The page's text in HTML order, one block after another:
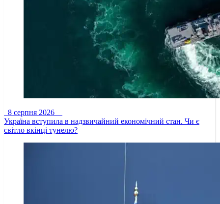
8 серпня 2026
Україна вступила в надзвичайний економічний стан. Чи є
світло вкінці тунелю?